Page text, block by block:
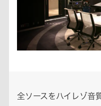
全ソースをハイレゾ音